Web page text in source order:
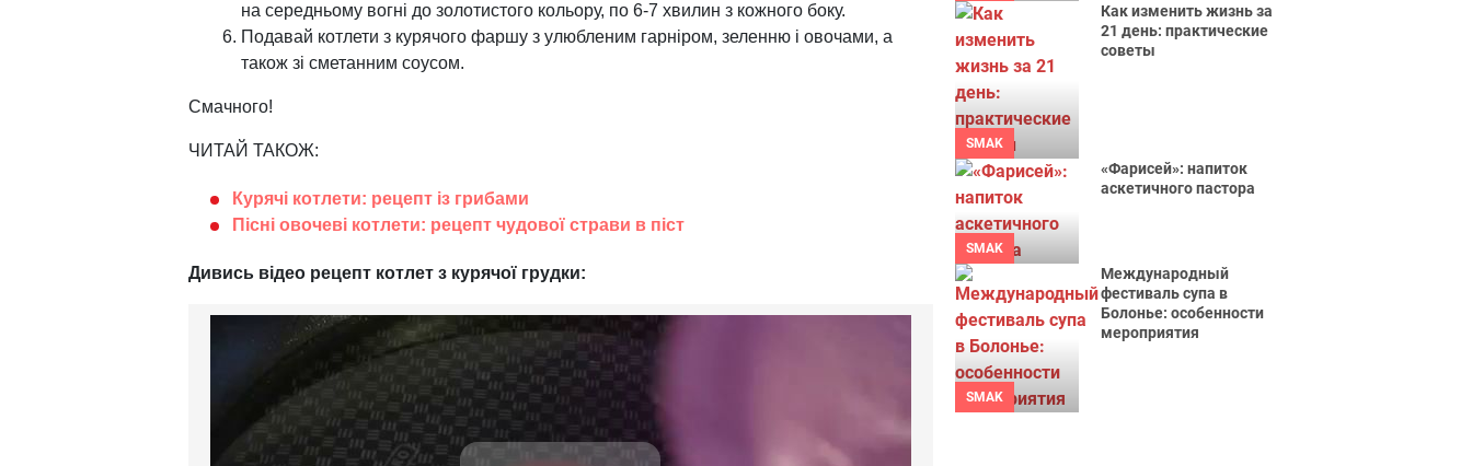
на середньому вогні до золотистого кольору, по 6-7 хвилин з кожного боку.
Подавай котлети з курячого фаршу з улюбленим гарніром, зеленню і овочами, а
також зі сметанним соусом.
Смачного!
ЧИТАЙ ТАКОЖ:
Курячі котлети: рецепт із грибами
Пісні овочеві котлети: рецепт чудової страви в піст
Дивись відео рецепт котлет з курячої грудки:
SMAK
Как изменить жизнь за
21 день: практические
советы
SMAK
«Фарисей»: напиток
аскетичного пастора
SMAK
Международный
фестиваль супа в
Болонье: особенности
мероприятия